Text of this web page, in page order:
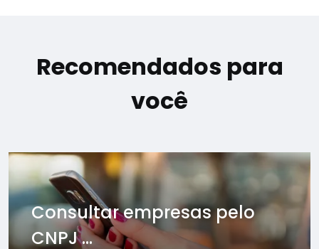
Recomendados para
você
Consultar empresas pelo
CNPJ ...